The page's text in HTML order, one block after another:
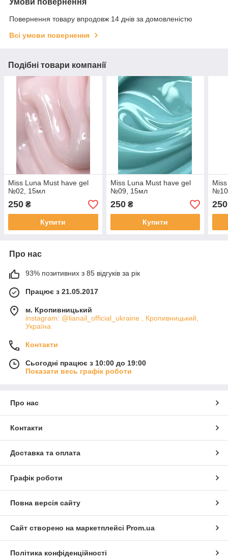
Повернення товару впродовж 14 днів за домовленістю
Всі умови повернення
Подібні товари компанії
Miss Luna Must have gel
№02, 15мл
250 ₴
Купити
Miss Luna Must have gel
№09, 15мл
250₴
Купити
250
Про нас
93% позитивних з 85 відгуків за рік
Працює з 21.05.2017
м. Кропивницький
instagram: @lianail_official_ukraine , Кропивницький,
Україна
Контакти
Сьогодні працює з 10:00 до 19:00
Показати весь графік роботи
Про нас
Контакти
Доставка та оплата
Графік роботи
Повна версія сайту
Сайт створено на маркетплейсі Prom.ua
Політика конфіденційності